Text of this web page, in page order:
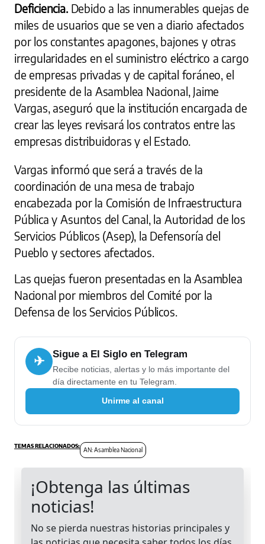
Deficiencia. Debido a las innumerables quejas de
miles de usuarios que se ven a diario afectados
por los constantes apagones, bajones y otras
irregularidades en el suministro eléctrico a cargo
de empresas privadas y de capital foráneo, el
presidente de la Asamblea Nacional, Jaime
Vargas, aseguró que la institución encargada de
crear las leyes revisará los contratos entre las
empresas distribuidoras y el Estado.
Vargas informó que será a través de la
coordinación de una mesa de trabajo
encabezada por la Comisión de Infraestructura
Pública y Asuntos del Canal, la Autoridad de los
Servicios Públicos (Asep), la Defensoría del
Pueblo y sectores afectados.
Las quejas fueron presentadas en la Asamblea
Nacional por miembros del Comité por la
Defensa de los Servicios Públicos.
✈ Sigue a El Siglo en Telegram
Recibe noticias, alertas y lo más importante del
día directamente en tu Telegram.
Unirme al canal
AN: Asamblea Nacional